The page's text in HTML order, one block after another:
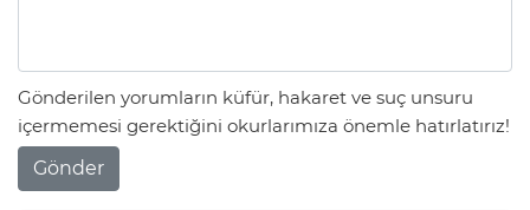
Gönderilen yorumların küfür, hakaret ve suç unsuru
içermemesi gerektiğini okurlarımıza önemle hatırlatırız!
Gönder